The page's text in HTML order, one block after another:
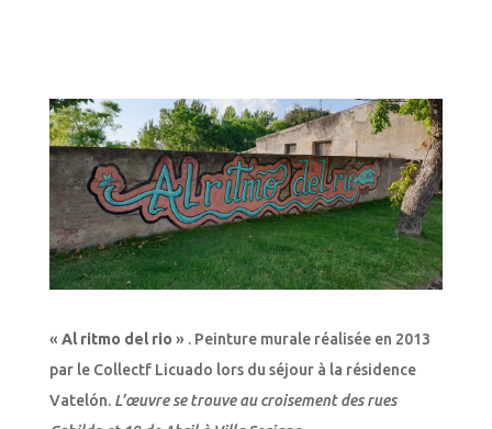
« Al ritmo del rio » . Peinture murale réalisée en 2013
par le Collectf Licuado lors du séjour à la résidence
Vatelón. L’œuvre se trouve au croisement des rues